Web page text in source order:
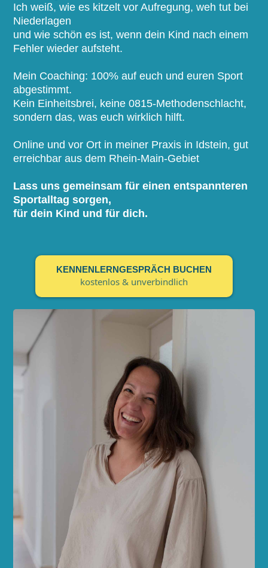
Ich weiß, wie es kitzelt vor Aufregung, weh tut bei
Niederlagen
und wie schön es ist, wenn dein Kind nach einem
Fehler wieder aufsteht.
Mein Coaching: 100% auf euch und euren Sport
abgestimmt.
Kein Einheitsbrei, keine 0815-Methodenschlacht,
sondern das, was euch wirklich hilft.
Online und vor Ort in meiner Praxis in Idstein, gut
erreichbar aus dem Rhein-Main-Gebiet
Lass uns gemeinsam für einen entspannteren
Sportalltag sorgen,
für dein Kind und für dich.
KENNENLERNGESPRÄCH BUCHEN
kostenlos & unverbindlich